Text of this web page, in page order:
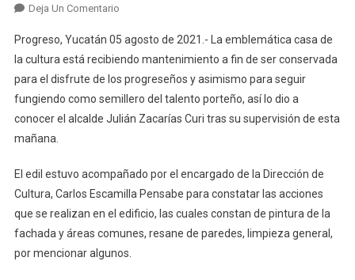
Deja Un ComentarioEn
Alcalde
Julián
Zacarías
Curi
Supervisa
De
Mantenimiento
Progreso, Yucatán 05 agosto de 2021.- La emblemática casa de
la cultura está recibiendo mantenimiento a fin de ser conservada
para el disfrute de los progreseños y asimismo para seguir
fungiendo como semillero del talento porteño, así lo dio a
conocer el alcalde Julián Zacarías Curi tras su supervisión de esta
mañana.
El edil estuvo acompañado por el encargado de la Dirección de
Cultura, Carlos Escamilla Pensabe para constatar las acciones
que se realizan en el edificio, las cuales constan de pintura de la
fachada y áreas comunes, resane de paredes, limpieza general,
por mencionar algunos.